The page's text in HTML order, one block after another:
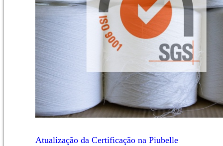
Atualização da Certificação na Piubelle